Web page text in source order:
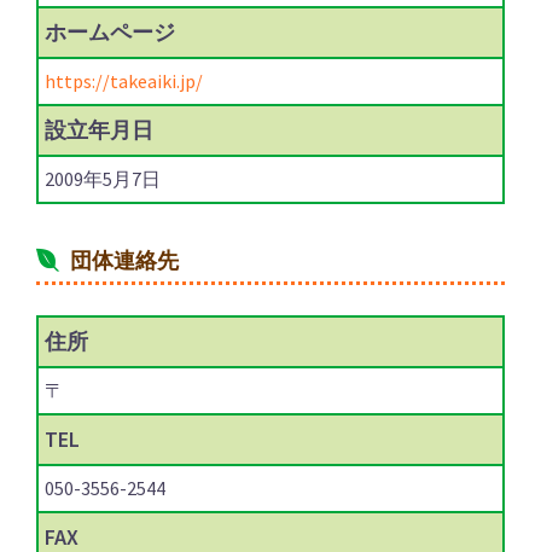
ホームページ
https://takeaiki.jp/
設立年月日
2009年5月7日
団体連絡先
住所
〒
TEL
050-3556-2544
FAX